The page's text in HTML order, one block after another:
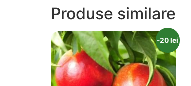
Produse similare
-20 lei